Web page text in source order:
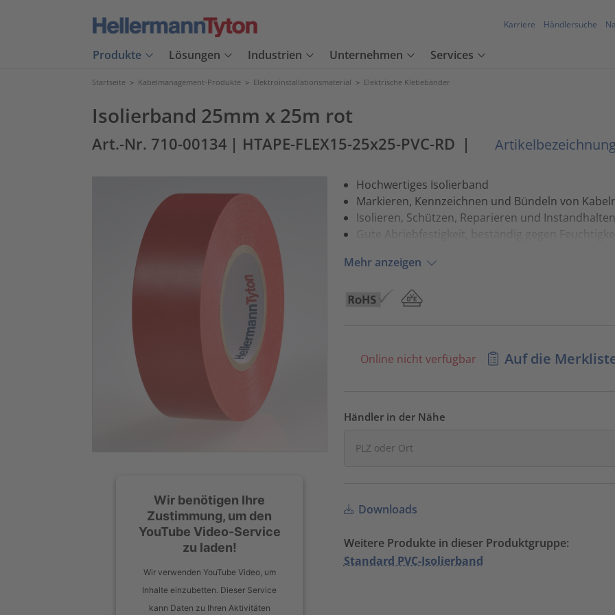
Karriere Händlersuche
Produkte Lösungen Industrien Unternehmen Services
Startseite > Kabelmanagement-Produkte > Elektroinstallationsmaterial > Elektrische Klebebänder
Isolierband 25mm x 25m rot
Art.-Nr. 710-00134 | HTAPE-FLEX15-25x25-PVC-RD |
Wir benötigen Ihre
Zustimmung, um den
YouTube Video-Service
zu laden!
Wir verwenden YouTube Video, um
Inhalte einzubetten. Dieser Service
kann Daten zu Ihren Aktivitäten
Hochwertiges Isolierband
Markieren, Kennzeichnen und Bündeln von
Isolieren, Schützen, Reparieren und
Gute Abriebfestigkeit, beständig gegen
Mehr anzeigen
Online nicht verfügbar Auf die
Händler in der Nähe
Downloads
Weitere Produkte in dieser Produktgruppe:
Standard PVC-Isolierband